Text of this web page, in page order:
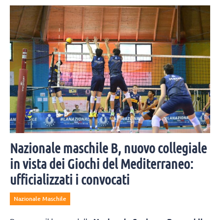
volta con Marta Ciotti. Moltissimi i colleghi e amici invitati alla
cerimonia.
Nazionale maschile B, nuovo collegiale
in vista dei Giochi del Mediterraneo:
ufficializzati i convocati
Nazionale Maschile